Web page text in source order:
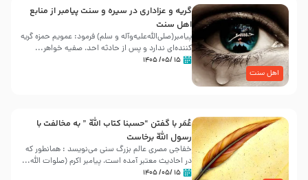
اهل سنت
گریه و عزاداری در سیره و سنت پیامبر از منابع
اهل سنت
پیامبر(صلی‌الله‌علیه‌وآله و سلم) فرمود: عمویم حمزه گریه
کننده‌ای ندارد و پس از حادثه احد، صفیه خواهر...
۱۵ /۰۵/ ۱۴۰۵
عُمَر با گفتن “حسبنا كتاب اللّه ” به مخالفت با
رسول اللّه برخاست
خفاجی مصری عالم بزرگ سنی می‌نویسد : همانطور که
در احادیث معتبر آمده است، پیامبر اکرم (صلوات اللّه...
۱۵ /۰۵/ ۱۴۰۵